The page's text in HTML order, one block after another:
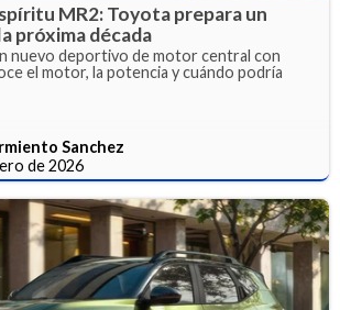
MR2: Toyota prepara un
próxima década
nuevo deportivo de motor central con
el motor, la potencia y cuándo podría
Sanchez
de 2026